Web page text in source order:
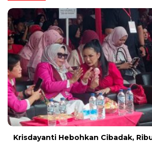
Krisdayanti Hebohkan Cibadak,